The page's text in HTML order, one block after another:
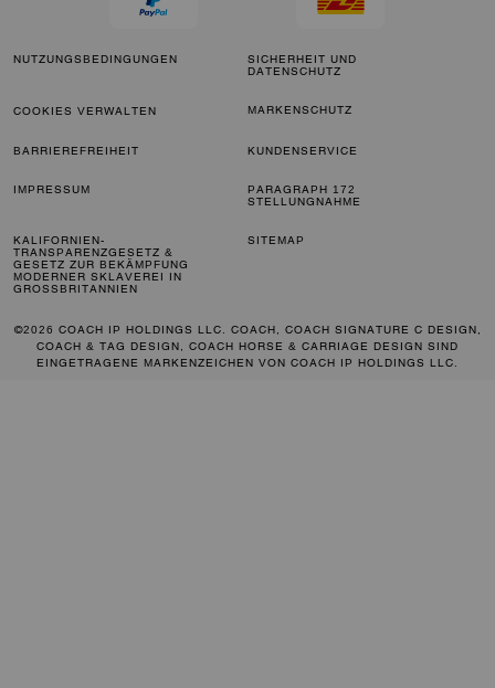
NUTZUNGSBEDINGUNGEN
SICHERHEIT UND
DATENSCHUTZ
COOKIES VERWALTEN MARKENSCHUTZ
BARRIEREFREIHEIT KUNDENSERVICE
IMPRESSUM
PARAGRAPH 172
STELLUNGNAHME
KALIFORNIEN-
TRANSPARENZGESETZ &
GESETZ ZUR BEKÄMPFUNG
MODERNER SKLAVEREI IN
GROSSBRITANNIEN
SITEMAP
©2026 COACH IP HOLDINGS LLC. COACH, COACH SIGNATURE C DESIGN,
COACH & TAG DESIGN, COACH HORSE & CARRIAGE DESIGN SIND
EINGETRAGENE MARKENZEICHEN VON COACH IP HOLDINGS LLC.